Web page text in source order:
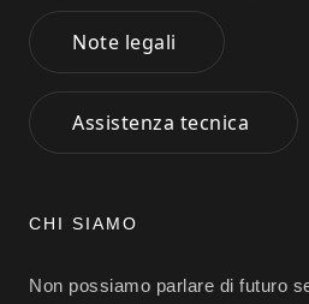
Note legali
Assistenza tecnica
CHI SIAMO
Non possiamo parlare di futuro